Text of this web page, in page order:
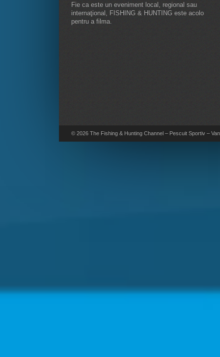
Fie ca este un eveniment local, regional sau
internaţional, FISHING & HUNTING este acolo
pentru a filma.
© 2026 The Fishing & Hunting Channel – Pescuit Sportiv –